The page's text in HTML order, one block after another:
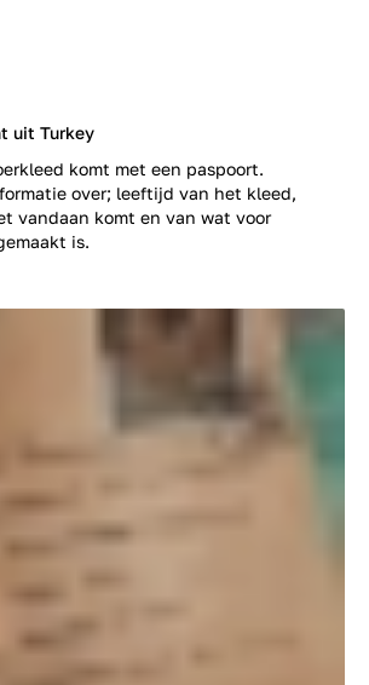
uit Turkey
komt met een paspoort.
over; leeftijd van het kleed,
vandaan komt en van wat voor
is.